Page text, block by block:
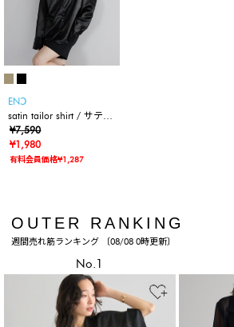
ENↃ
satin tailor shirt / サテン
テーラーシャツ
¥7,590
¥1,980
有料会員価格¥1,287
OUTER RANKING
週間売れ筋ランキング 〔08/08 0時更新〕
No.1